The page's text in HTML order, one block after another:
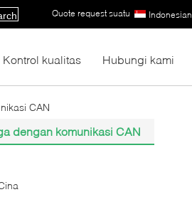
Indonesian
Quote request suatu |
Kontrol kualitas Hubungi kami
CAN
dengan komunikasi CAN